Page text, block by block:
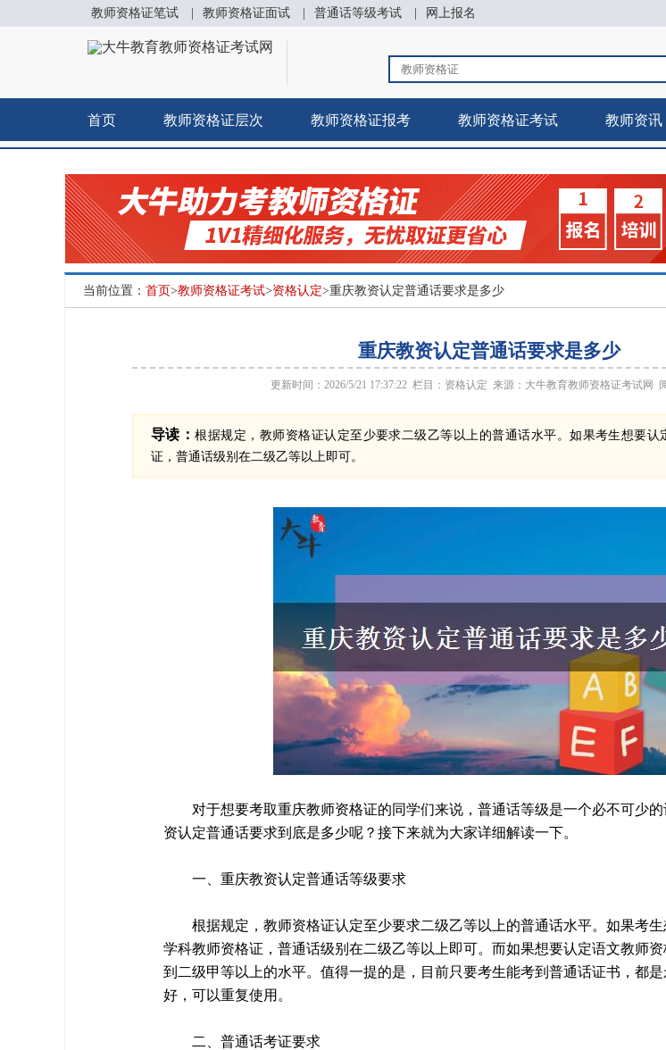
教师资格证笔试 教师资格证面试 普通话等级考试 网上报名
首页 教师资格证层次 教师资格证报考 教师资格证考试 教师资讯
当前位置： 首页>教师资格证考试>资格认定>重庆教资认定普通话要求是多少
重庆教资认定普通话要求是多少
更新时间：2026/5/21 17:37:22 栏目： 资格认定 来源： 大牛教育教师资格证考试网
导读：根据规定，教师资格证认定至少要求二级乙等以上的普通话水平。如果考生想要认
证，普通话级别在二级乙等以上即可。
对于想要考取重庆教师资格证的同学们来说，普通话等级是一个必不可少
资认定普通话要求到底是多少呢？接下来就为大家详细解读一下。
一、重庆教资认定普通话等级要求
根据规定，教师资格证认定至少要求二级乙等以上的普通话水平。如果考
学科教师资格证，普通话级别在二级乙等以上即可。而如果想要认定语文教师
到二级甲等以上的水平。值得一提的是，目前只要考生能考到普通话证书，都
好，可以重复使用。
二、普通话考证要求